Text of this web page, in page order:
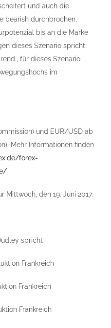
und auch die
bearish durchbrochen,
bis an die Marke
dieses Szenario spricht
für dieses Szenario
im
und EUR/USD ab
Mehr Informationen finden
forex-
den 19. Juni 2017:
spricht
Frankreich
Frankreich
Frankreich